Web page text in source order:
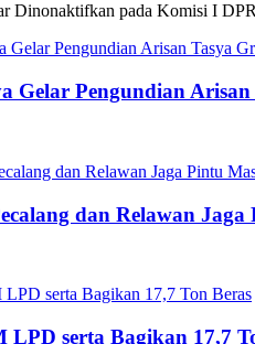
Dinonaktifkan pada Komisi I
Gelar Pengundian
dan Relawan
serta Bagikan 17,7